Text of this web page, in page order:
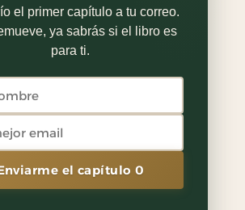
el primer capítulo a tu correo.
ya sabrás si el libro es
para ti.
el capítulo 0